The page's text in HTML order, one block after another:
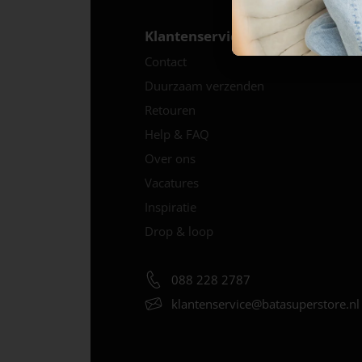
Klantenservice
Contact
Duurzaam verzenden
Retouren
Help & FAQ
Over ons
Vacatures
Inspiratie
Drop & loop
088 228 2787
klantenservice@batasuperstore.nl